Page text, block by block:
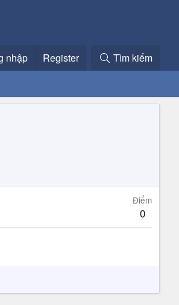
nhập Register Tìm kiếm
Điểm
0